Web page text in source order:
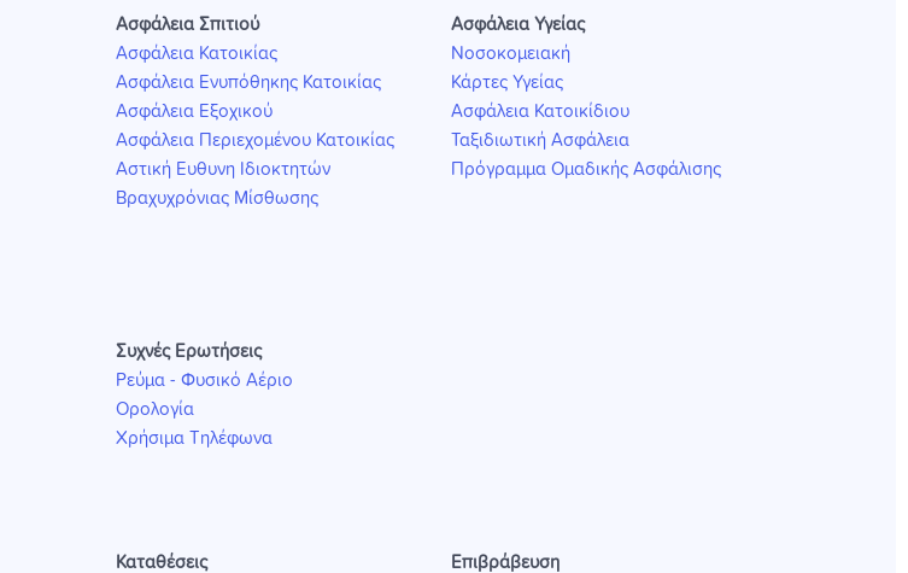
Ασφάλεια Σπιτιού
Ασφάλεια Κατοικίας
Ασφάλεια Ενυπόθηκης Κατοικίας
Ασφάλεια Εξοχικού
Ασφάλεια Περιεχομένου Κατοικίας
Αστική Ευθυνη Ιδιοκτητών
Βραχυχρόνιας Μίσθωσης
Ασφάλεια Υγείας
Νοσοκομειακή
Κάρτες Υγείας
Ασφάλεια Κατοικίδιου
Ταξιδιωτική Ασφάλεια
Πρόγραμμα Ομαδικής Ασφάλισης
Συχνές Ερωτήσεις
Ρεύμα - Φυσικό Αέριο
Ορολογία
Χρήσιμα Τηλέφωνα
Καταθέσεις
Επιβράβευση